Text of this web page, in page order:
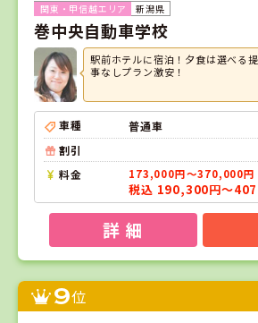
新潟県
巻中央自動車学校
駅前ホテルに宿泊！夕食は選べる
事なしプラン激安！
車種
普通車
割引
料金
173,000円～370,000円
税込 190,300円～
詳 細
9位